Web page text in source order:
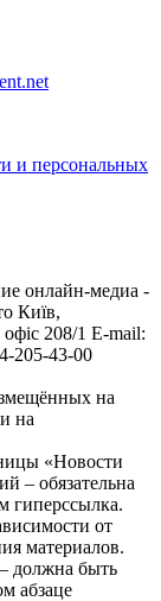
и персональных
онлайн-медиа -
Київ,
208/1 E-mail:
205-43-00
на
на
«Новости
– обязательна
гиперссылка.
от
материалов.
должна быть
абзаце